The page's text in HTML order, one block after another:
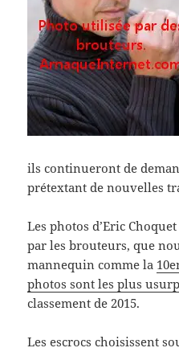
ils continueront de
prétextant de nouvelles
Les photos d’Eric
par les brouteurs, que
mannequin comme la
photos sont les plus
classement de 2015.
Les escrocs choisissent